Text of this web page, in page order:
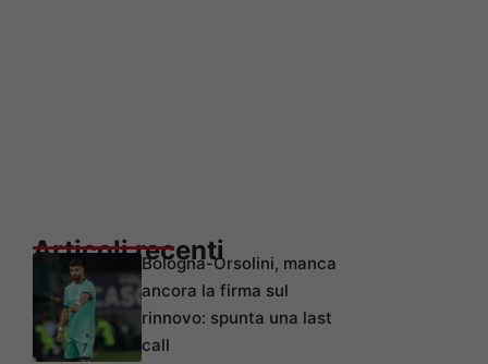
Articoli recentiBologna-Orsolini, manca
ancora la firma sul
rinnovo: spunta una last
call